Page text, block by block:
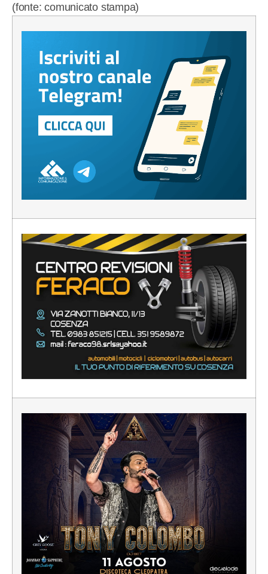
(fonte: comunicato stampa)